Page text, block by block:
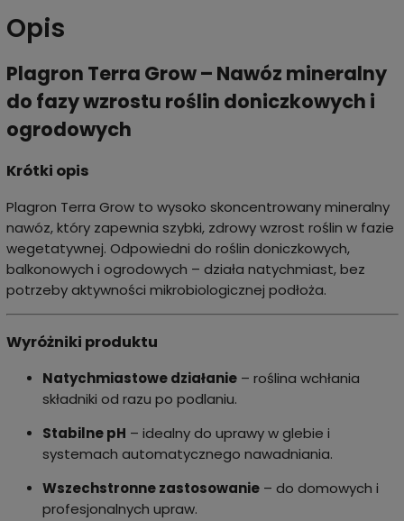
Opis
Plagron Terra Grow – Nawóz mineralny
do fazy wzrostu roślin doniczkowych i
ogrodowych
Krótki opis
Plagron Terra Grow to wysoko skoncentrowany mineralny
nawóz, który zapewnia szybki, zdrowy wzrost roślin w fazie
wegetatywnej. Odpowiedni do roślin doniczkowych,
balkonowych i ogrodowych – działa natychmiast, bez
potrzeby aktywności mikrobiologicznej podłoża.
Wyróżniki produktu
Natychmiastowe działanie– roślina wchłania
składniki od razu po podlaniu.
Stabilne pH – idealny do uprawy w glebie i
systemach automatycznego nawadniania.
Wszechstronne zastosowanie– do domowych i
profesjonalnych upraw.